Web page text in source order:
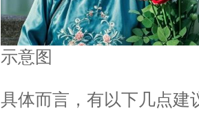
示意图
具体而言，有以下几点建